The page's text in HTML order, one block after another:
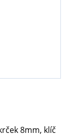
8mm, klíč